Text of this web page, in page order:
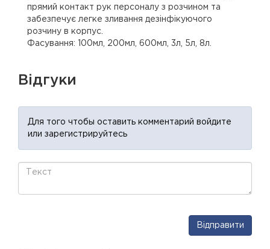
прямий контакт рук персоналу з розчином та
забезпечує легке зливання дезінфікуючого
розчину в корпус.
Фасування: 100мл, 200мл, 600мл, 3л, 5л, 8л.
Відгуки
Для того чтобы оставить комментарий войдите
или зарегистрируйтесь
Відправити